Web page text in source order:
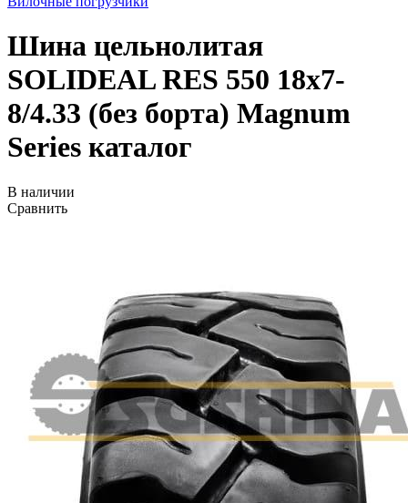
Шина цельнолитая
SOLIDEAL RES 550 18x7-
8/4.33 (без борта) Magnum
Series каталог
В наличии
Сравнить